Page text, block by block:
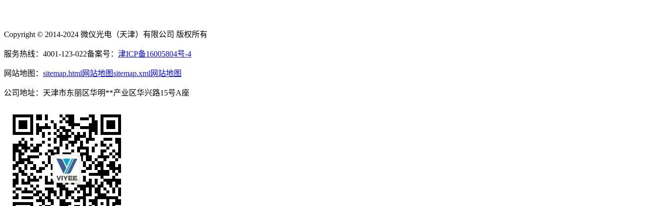
Copyright © 2014-2024 微仪光电（天津）有限公司 版权所有
服务热线：4001-123-022备案号： 津ICP备16005804号-4
网站地图： sitemap.html网站地图sitemap.xml网站地图
公司地址：天津市东丽区华明**产业区华兴路15号A座